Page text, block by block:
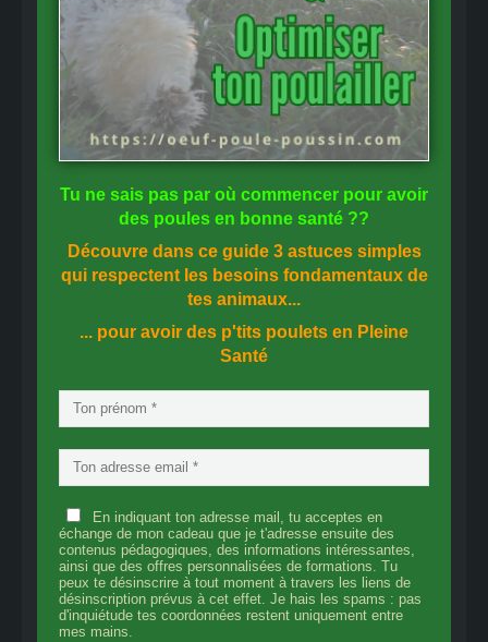
Tu ne sais pas par où commencer pour avoir
des poules en bonne santé ??
Découvre dans ce guide 3 astuces simples
qui respectent les besoins fondamentaux de
tes animaux...
... pour avoir des p'tits poulets en Pleine
Santé
En indiquant ton adresse mail, tu acceptes en
échange de mon cadeau que je t'adresse ensuite des
contenus pédagogiques, des informations intéressantes,
ainsi que des offres personnalisées de formations. Tu
peux te désinscrire à tout moment à travers les liens de
désinscription prévus à cet effet. Je hais les spams : pas
d'inquiétude tes coordonnées restent uniquement entre
mes mains.